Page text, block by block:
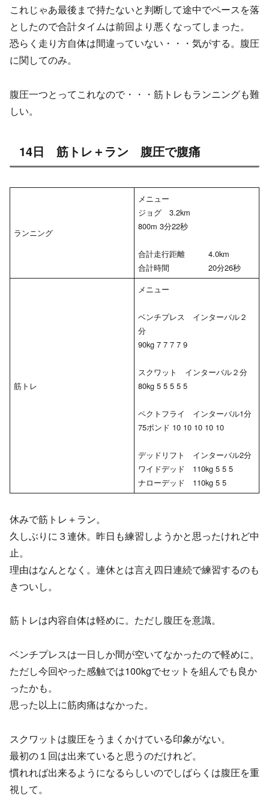
これじゃあ最後まで持たないと判断して途中でペースを落
としたので合計タイムは前回より悪くなってしまった。
恐らく走り方自体は間違っていない・・・気がする。腹圧
に関してのみ。
腹圧一つとってこれなので・・・筋トレもランニングも難
しい。
14日 筋トレ＋ラン 腹圧で腹痛
ランニング
メニュー
ジョグ 3.2km
800m 3分22秒
合計走行距離 4.0km
合計時間 20分26秒
筋トレ
メニュー
ベンチプレス インターバル２
分
90kg 7 7 7 7 9
スクワット インターバル２分
80kg 5 5 5 5 5
ペクトフライ インターバル1分
75ポンド 10 10 10 10 10
デッドリフト インターバル2分
ワイドデッド 110kg 5 5 5
ナローデッド 110kg 5 5
休みで筋トレ＋ラン。
久しぶりに３連休。昨日も練習しようかと思ったけれど中
止。
理由はなんとなく。連休とは言え四日連続で練習するのも
きついし。
筋トレは内容自体は軽めに。ただし腹圧を意識。
ベンチプレスは一日しか間が空いてなかったので軽めに。
ただし今回やった感触では100kgでセットを組んでも良か
ったかも。
思った以上に筋肉痛はなかった。
スクワットは腹圧をうまくかけている印象がない。
最初の１回は出来ていると思うのだけれど。
慣れれば出来るようになるらしいのでしばらくは腹圧を重
視して。